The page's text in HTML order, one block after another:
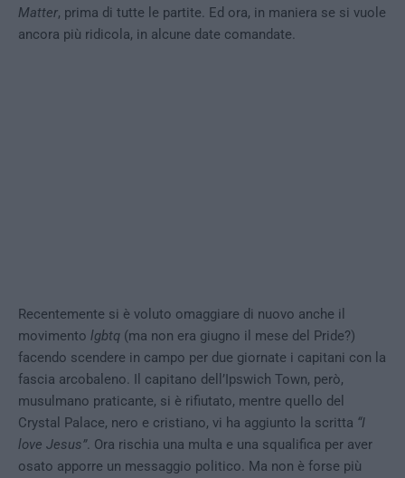
Matter, prima di tutte le partite. Ed ora, in maniera se si vuole
ancora più ridicola, in alcune date comandate.
Recentemente si è voluto omaggiare di nuovo anche il
movimento lgbtq (ma non era giugno il mese del Pride?)
facendo scendere in campo per due giornate i capitani con la
fascia arcobaleno. Il capitano dell’Ipswich Town, però,
musulmano praticante, si è rifiutato, mentre quello del
Crystal Palace, nero e cristiano, vi ha aggiunto la scritta “I
love Jesus”. Ora rischia una multa e una squalifica per aver
osato apporre un messaggio politico. Ma non è forse più